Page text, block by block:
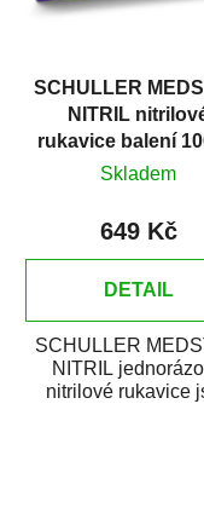
SCHULLER
NITRIL
rukavice balení
Skladem
649 Kč
DETAIL
SCHULLER
NITRIL
nitrilové rukavice